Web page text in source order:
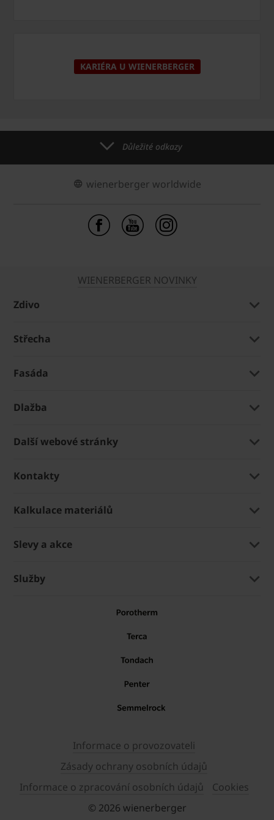
KARIÉRA U WIENERBERGER
Důležité odkazy
wienerberger worldwide
WIENERBERGER NOVINKY
Zdivo
Střecha
Fasáda
Dlažba
Další webové stránky
Kontakty
Kalkulace materiálů
Slevy a akce
Služby
Informace o provozovateli
Zásady ochrany osobních údajů
Informace o zpracování osobních údajů
Cookies
© 2026 wienerberger